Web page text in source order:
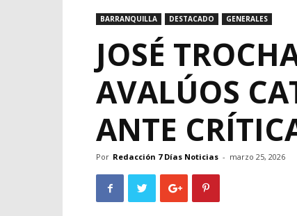
BARRANQUILLA DESTACADO GENERALES
JOSÉ
AVALÚOS
ANTE
Por Redacción 7 Días Noticias - marzo 25, 2026